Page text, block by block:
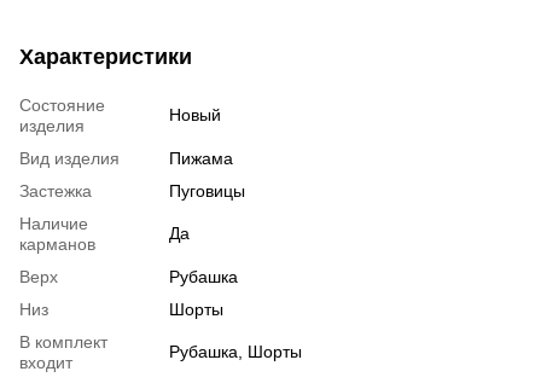
Характеристики
Состояние
изделия
Новый
Вид изделия
Пижама
Застежка
Пуговицы
Наличие
карманов
Да
Верх
Рубашка
Низ
Шорты
В комплект
входит
Рубашка, Шорты